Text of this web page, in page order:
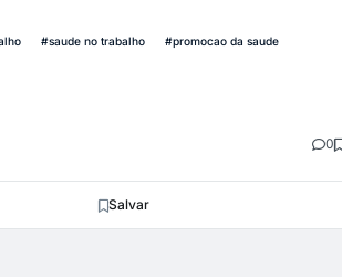
#saude no trabalho
#promocao da saude
0
Salvar